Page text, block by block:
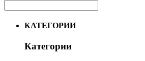
КАТЕГОРИИ
Категории